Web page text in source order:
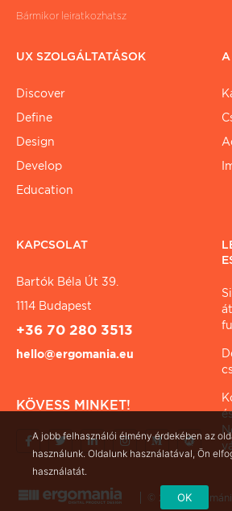
Bármikor leiratkozhatsz
UX SZOLGÁLTATÁSOK
Discover
Define
Design
Develop
Education
A
KAPCSOLAT
Bartók Béla Út 39.
1114 Budapest
+36 70 280 3513
hello@ergomania.eu
KÖVESS MINKET!
© 2026
A jobb felhasználói élmény érdekében az
használunk. Oldalunk használatával, Ön
használatát.
OK